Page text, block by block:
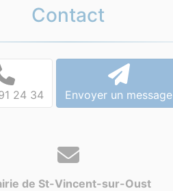
Contact
24 34 Envoyer un message
de St-Vincent-sur-Oust